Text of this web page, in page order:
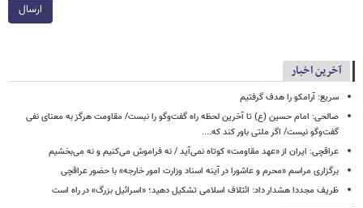
ارسال
آخرین اخبار
سریع: آرامکو را هدف گرفتیم
صالحی: امام حسین (ع) تا آخرین لحظه راه گفت‌وگو را نبست/ مقاومت هرگز به معنای نفی
گفت‌وگو نیست/ اگر ملتی باور کند که....
عراقچی: ایران از «عهد مقاومت» کوتاه نمی‌آید / نه فراموش می‌کنیم و نه می‌بخشیم
برگزاری مراسم «محرم و عاشورا در آینه اسناد وزارت امور خارجه» با حضور عراقچی
ظریف مجددا هشدار داد: ائتلاف اسلامی تشکیل دهید؛ «اسرائیل بزرگ» در راه است